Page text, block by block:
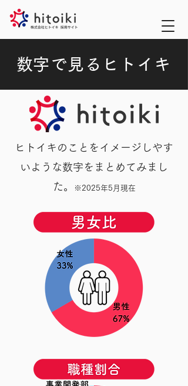
​数字で見るヒトイキ
ヒトイキのことをイメージしやす
いような数字をまとめてみまし
た。
※2025年5月現在